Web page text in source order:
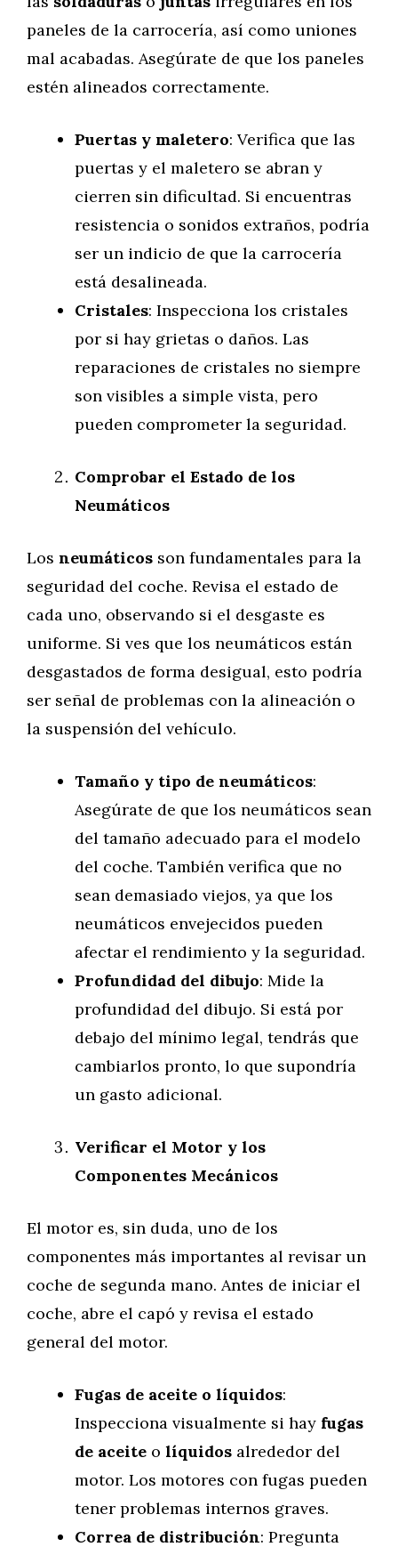
paneles de la carrocería, así como uniones
mal acabadas. Asegúrate de que los paneles
estén alineados correctamente.
Puertas y maletero: Verifica que las
puertas y el maletero se abran y
cierren sin dificultad. Si encuentras
resistencia o sonidos extraños, podría
ser un indicio de que la carrocería
está desalineada.
Cristales: Inspecciona los cristales
por si hay grietas o daños. Las
reparaciones de cristales no siempre
son visibles a simple vista, pero
pueden comprometer la seguridad.
Comprobar el Estado de los
Neumáticos
Los neumáticos son fundamentales para la
seguridad del coche. Revisa el estado de
cada uno, observando si el desgaste es
uniforme. Si ves que los neumáticos están
desgastados de forma desigual, esto podría
ser señal de problemas con la alineación o
la suspensión del vehículo.
Tamaño y tipo de neumáticos:
Asegúrate de que los neumáticos sean
del tamaño adecuado para el modelo
del coche. También verifica que no
sean demasiado viejos, ya que los
neumáticos envejecidos pueden
afectar el rendimiento y la seguridad.
Profundidad del dibujo: Mide la
profundidad del dibujo. Si está por
debajo del mínimo legal, tendrás que
cambiarlos pronto, lo que supondría
un gasto adicional.
Verificar el Motor y los
Componentes Mecánicos
El motor es, sin duda, uno de los
componentes más importantes al revisar un
coche de segunda mano. Antes de iniciar el
coche, abre el capó y revisa el estado
general del motor.
Fugas de aceite o líquidos:
Inspecciona visualmente si hay fugas
de aceite o líquidos alrededor del
motor. Los motores con fugas pueden
tener problemas internos graves.
Correa de distribución: Pregunta